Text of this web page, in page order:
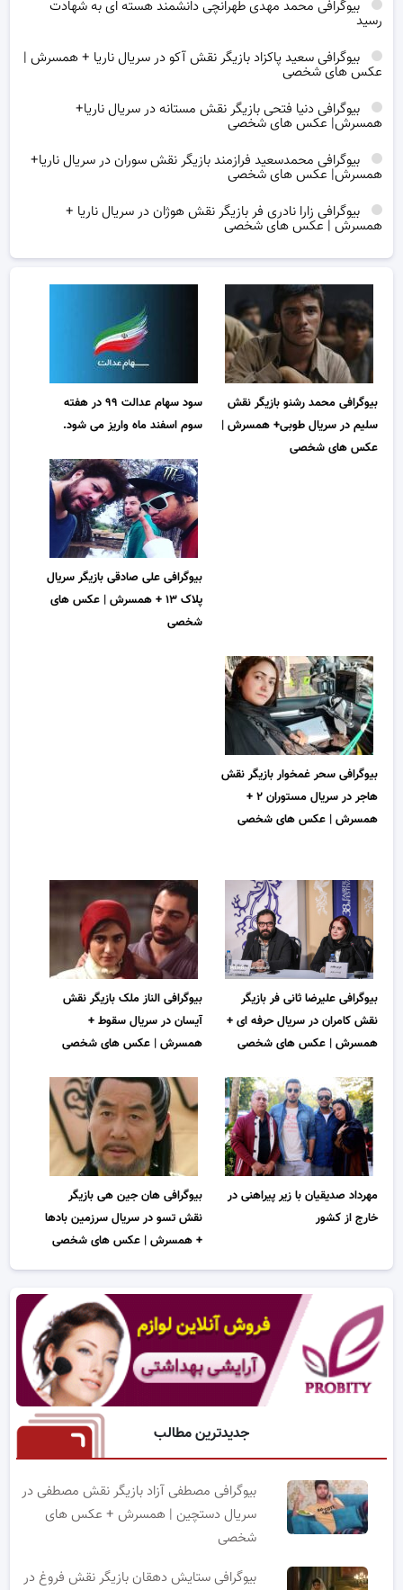
بیوگرافی محمد مهدی طهرانچی دانشمند هسته ای به شهادت
رسید
بیوگرافی سعید پاکزاد بازیگر نقش آکو در سریال ناریا + همسرش |
عکس های شخصی
بیوگرافی دنیا فتحی بازیگر نقش مستانه در سریال ناریا+
همسرش| عکس های شخصی
بیوگرافی محمدسعید فرازمند بازیگر نقش سوران در سریال ناریا+
همسرش| عکس های شخصی
بیوگرافی زارا نادری فر بازیگر نقش هوژان در سریال ناریا +
همسرش | عکس های شخصی
بیوگرافی محمد رشنو بازیگر نقش
سلیم در سریال طوبی+ همسرش |
عکس های شخصی
سود سهام عدالت ۹۹ در هفته
سوم اسفند ماه واریز می شود.
بیوگرافی علی صادقی بازیگر سریال
پلاک ۱۳ + همسرش | عکس های
شخصی
بیوگرافی سحر غمخوار بازیگر نقش
هاجر در سریال مستوران ۲ +
همسرش | عکس های شخصی
بیوگرافی علیرضا ثانی فر بازیگر
نقش کامران در سریال حرفه ای +
همسرش | عکس های شخصی
بیوگرافی الناز ملک بازیگر نقش
آیسان در سریال سقوط +
همسرش | عکس های شخصی
مهرداد صدیقیان با زیر پیراهنی در
خارج از کشور
بیوگرافی هان جین هی بازیگر
نقش تسو در سریال سرزمین بادها
+ همسرش | عکس های شخصی
جدیدترین مطالب
بیوگرافی مصطفی آزاد بازیگر نقش مصطفی در
سریال دستچین | همسرش + عکس های
شخصی
بیوگرافی ستایش دهقان بازیگر نقش فروغ در